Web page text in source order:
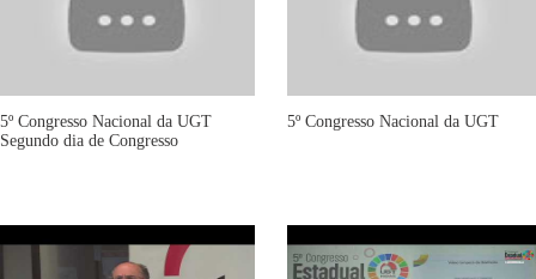
5º Congresso Nacional da UGT
Segundo dia de Congresso
5º Congresso Nacional da UGT